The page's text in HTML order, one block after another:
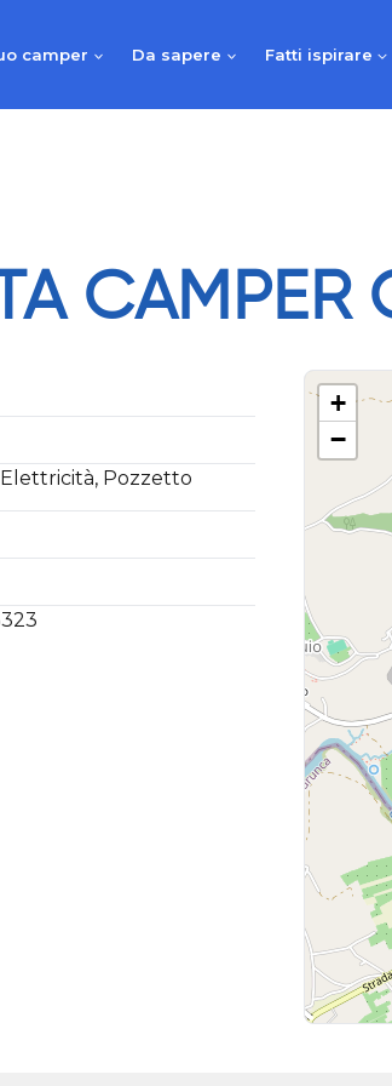
camper Da sapere Fatti ispirare
CAMPER
Elettricità, Pozzetto
+
−